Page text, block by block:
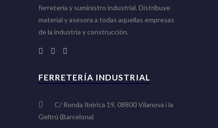
ferretería y suministro industrial. Distribuye
material y asesora a todas aquellas empresas
de la industria y construcción.
FERRETERÍA INDUSTRIAL
C/ Ronda Ibérica 19, 08800 Vilanova i la
Geltrú (Barcelona)